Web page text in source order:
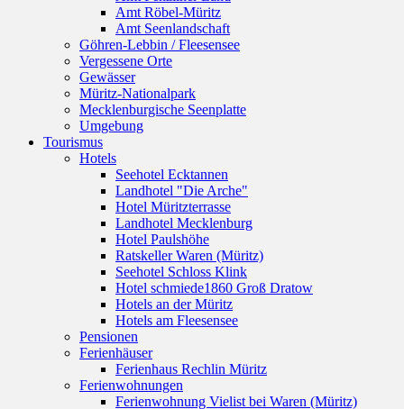
Amt Röbel-Müritz
Amt Seenlandschaft
Göhren-Lebbin / Fleesensee
Vergessene Orte
Gewässer
Müritz-Nationalpark
Mecklenburgische Seenplatte
Umgebung
Tourismus
Hotels
Seehotel Ecktannen
Landhotel "Die Arche"
Hotel Müritzterrasse
Landhotel Mecklenburg
Hotel Paulshöhe
Ratskeller Waren (Müritz)
Seehotel Schloss Klink
Hotel schmiede1860 Groß Dratow
Hotels an der Müritz
Hotels am Fleesensee
Pensionen
Ferienhäuser
Ferienhaus Rechlin Müritz
Ferienwohnungen
Ferienwohnung Vielist bei Waren (Müritz)